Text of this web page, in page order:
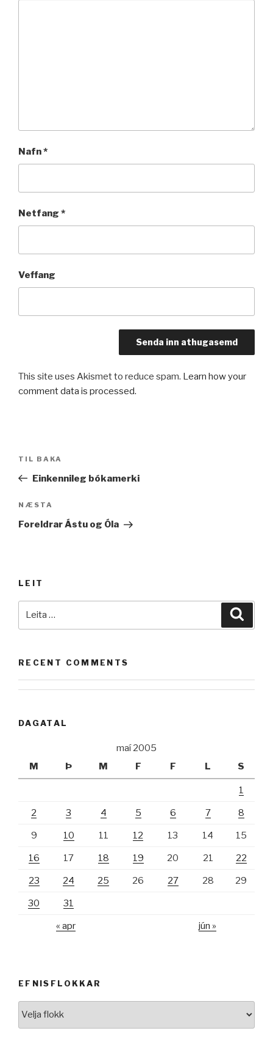
Nafn*
Netfang *
Veffang
This site uses Akismet to reduce spam. Learn how your
comment data is processed.
Fyrri
færsla
TIL BAKA
Einkennileg bókamerki
Næsta
færsla
NÆSTA
Foreldrar Ástu og Óla
LEIT
RECENT COMMENTS
DAGATAL
maí 2005
M
Þ M F F L S
1
2 3 4 5 6 7 8
9 10 11 12 13 14 15
16 17 18 19 20 21 22
23 24 25 26 27 28 29
30 31
« apr jún »
EFNISFLOKKAR